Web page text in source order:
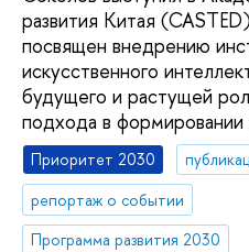
развития Китая
посвящен внедрению
искусственного
будущего и растущей
подхода в формировании
Приоритет 2030
репортаж о событии
Программа развития 2030